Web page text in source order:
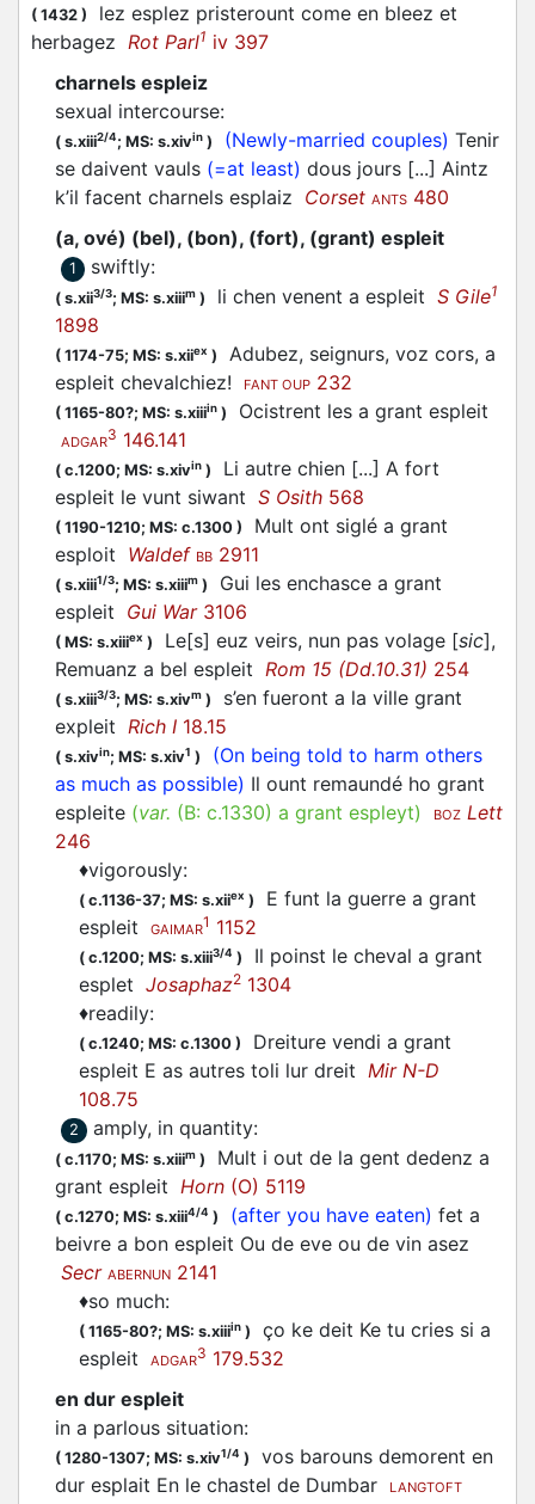
( 1432 )
lez esplez pristerount come en bleez et
herbagez Rot Parl1 iv 397
charnels espleiz
sexual intercourse:
( s.xiii2/4; MS: s.xivin ) (Newly-married couples) Tenir
se daivent vauls (=at least) dous jours [...] Aintz
k’il facent charnels esplaiz Corset ANTS 480
(a, ové) (bel), (bon), (fort), (grant) espleit
1 swiftly:
( s.xii3/3; MS: s.xiiim ) li chen venent a espleit S Gile1
1898
( 1174-75; MS: s.xiiex )
Adubez, seignurs, voz cors, a
espleit chevalchiez!
FANT OUP 232
( 1165-80?; MS: s.xiiiin ) Ocistrent les a grant espleit
ADGAR3 146.141
( c.1200; MS: s.xivin )
Li autre chien [...] A fort
espleit le vunt siwant S Osith 568
( 1190-1210; MS: c.1300 )
Mult ont siglé a grant
esploit Waldef BB 2911
( s.xiii1/3; MS: s.xiiim )
Gui les enchasce a grant
espleit Gui War3106
( MS: s.xiiiex ) Le[s] euz veirs, nun pas volage [sic],
Remuanz a bel espleit Rom 15 (Dd.10.31) 254
( s.xiii3/3; MS: s.xivm )
s’en fueront a la ville grant
expleit Rich I 18.15
( s.xivin; MS: s.xiv1 )
(On being told to harm others
as much as possible) Il ount remaundé ho grant
espleite (var. (B: c.1330) a grant espleyt) BOZ Lett
246
♦vigorously:
( c.1136-37; MS: s.xiiex )
E funt la guerre a grant
espleit
GAIMAR1 1152
( c.1200; MS: s.xiii3/4 )
Il poinst le cheval a grant
esplet Josaphaz2 1304
♦readily:
( c.1240; MS: c.1300 )
Dreiture vendi a grant
espleit E as autres toli lur dreit Mir N-D
108.75
2 amply, in quantity:
( c.1170; MS: s.xiiim )
Mult i out de la gent dedenz a
grant espleit Horn (O) 5119
( c.1270; MS: s.xiii4/4 ) (after you have eaten) fet a
beivre a bon espleit Ou de eve ou de vin asez
Secr ABERNUN 2141
♦so much:
( 1165-80?; MS: s.xiiiin )
ço ke deit Ke tu cries si a
espleit
ADGAR3 179.532
en dur espleit
in a parlous situation:
( 1280-1307; MS: s.xiv1/4 )
vos barouns demorent en
dur esplait En le chastel de Dumbar
LANGTOFT